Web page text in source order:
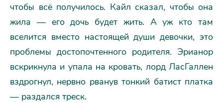
чтобы всё получилось. Кайл сказал, чтобы она
жила — его дочь будет жить. А уж кто там
вселится вместо настоящей души девочки, это
проблемы достопочтенного родителя. Эрианор
вскрикнула и упала на кровать, лорд ЛасГаллен
вздрогнул, нервно рванув тонкий батист платка
— раздался треск.